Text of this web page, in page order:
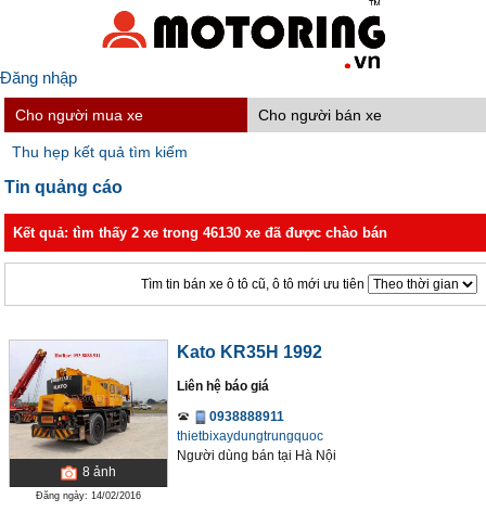
Đăng nhập
Cho người mua xe Cho người bán xe
Thu hẹp kết quả tìm kiếm
Tin quảng cáo
Kết quả: tìm thấy 2 xe trong 46130 xe đã được chào bán
Tìm tin bán xe ô tô cũ, ô tô mới ưu tiên
8 ảnh
Đăng ngày: 14/02/2016
Kato KR35H 1992
Liên hệ báo giá
0938888911
thietbixaydungtrungquoc
Người dùng bán tại Hà Nội